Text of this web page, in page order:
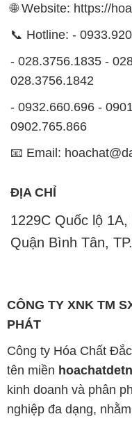
🌐 Website: https://
📞 Hotline: -
- 028.3756.1835 -
028.3756.1842
- 0932.660.696 -
0902.765.866
📧 Email:
ĐỊA CHỈ
1229C Quốc lộ
Quận Bình Tân,
CÔNG TY XNK TM
PHÁT
Công ty Hóa Chất
tên miền
kinh doanh và phân
nghiệp đa dạng,